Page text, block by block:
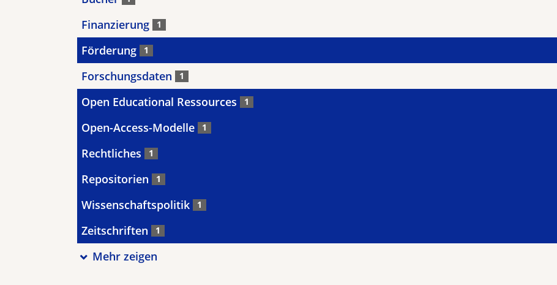
Finanzierung 1
Förderung 1
Forschungsdaten 1
Open Educational Ressources 1
Open-Access-Modelle 1
Rechtliches 1
Repositorien 1
Wissenschaftspolitik 1
Zeitschriften 1
Mehr zeigen